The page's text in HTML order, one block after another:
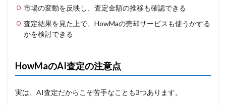
市場の変動を反映し、査定金額の推移も確認できる
査定結果を見た上で、HowMaの売却サービスも使うかする
かを検討できる
HowMaのAI査定の注意点
実は、AI査定だからこそ苦手なことも3つあります。